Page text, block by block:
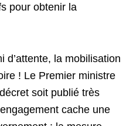
pour obtenir la
d’attente, la mobilisation
! Le Premier ministre
soit publié très
cache une